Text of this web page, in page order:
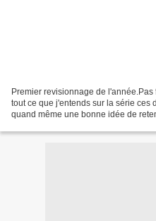
Premier revisionnage de
tout ce que j'entends sur la série ces
quand même une bonne idée de